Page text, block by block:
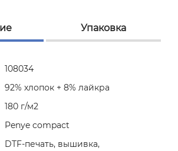
Упаковка
108034
92% хлопок + 8% лайкра
180 г/м2
Penye compact
DTF-печать, вышивка,